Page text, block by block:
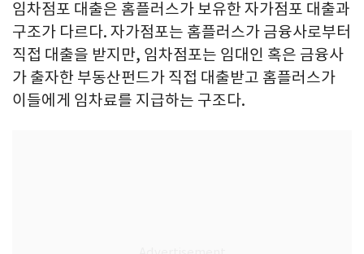
임차점포 대출은 홈플러스가 보유한 자가점포 대출과
구조가 다르다. 자가점포는 홈플러스가 금융사로부터
직접 대출을 받지만, 임차점포는 임대인 혹은 금융사
가 출자한 부동산펀드가 직접 대출받고 홈플러스가
이들에게 임차료를 지급하는 구조다.